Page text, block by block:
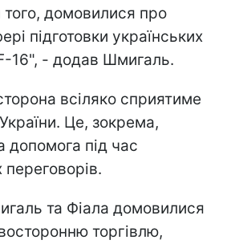
того, домовилися про
підготовки українських
F-16", - додав Шмигаль.
всіляко сприятиме
України. Це, зокрема,
допомога під час
та Фіала домовилися
торгівлю,